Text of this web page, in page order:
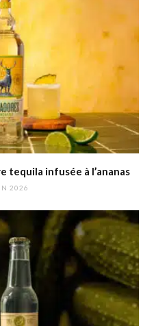
tequila infusée à l’ananas
2026